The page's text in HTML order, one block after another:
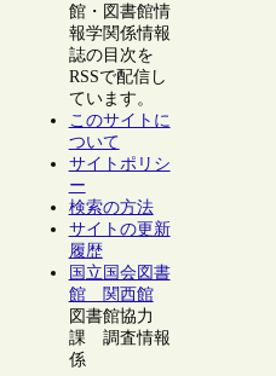
館・図書館情
報学関係情報
誌の目次を
RSSで配信し
ています。
このサイトに
ついて
サイトポリシ
ー
検索の方法
サイトの更新
履歴
国立国会図書
館 関西館
図書館協力
課 調査情報
係